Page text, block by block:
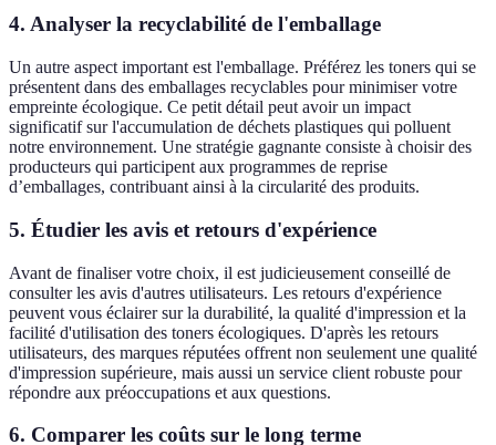
4. Analyser la recyclabilité de l'emballage
Un autre aspect important est l'emballage. Préférez les toners qui se
présentent dans des emballages recyclables pour minimiser votre
empreinte écologique. Ce petit détail peut avoir un impact
significatif sur l'accumulation de déchets plastiques qui polluent
notre environnement. Une stratégie gagnante consiste à choisir des
producteurs qui participent aux programmes de reprise
d’emballages, contribuant ainsi à la circularité des produits.
5. Étudier les avis et retours d'expérience
Avant de finaliser votre choix, il est judicieusement conseillé de
consulter les avis d'autres utilisateurs. Les retours d'expérience
peuvent vous éclairer sur la durabilité, la qualité d'impression et la
facilité d'utilisation des toners écologiques. D'après les retours
utilisateurs, des marques réputées offrent non seulement une qualité
d'impression supérieure, mais aussi un service client robuste pour
répondre aux préoccupations et aux questions.
6. Comparer les coûts sur le long terme